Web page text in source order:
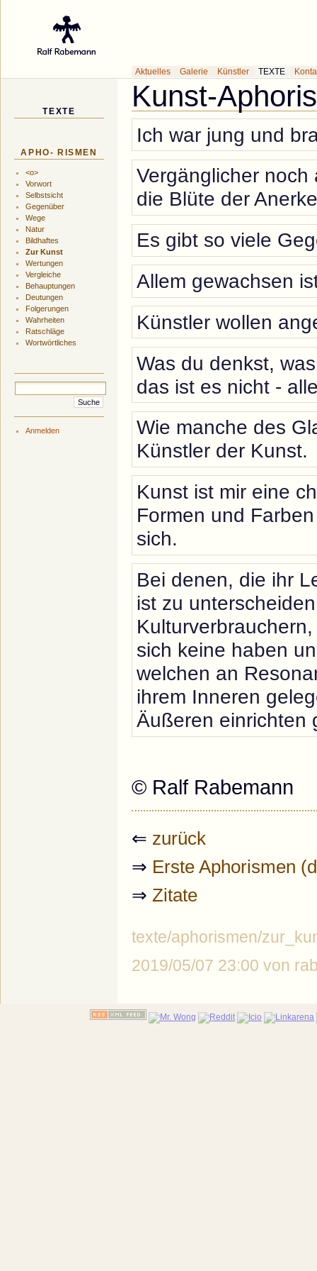
Aktuelles Galerie Künstler TEXTE
TEXTE
APHO- RISMEN
<o>
Vorwort
Selbstsicht
Gegenüber
Wege
Natur
Bildhaftes
Zur Kunst
Wertungen
Vergleiche
Behauptungen
Deutungen
Folgerungen
Wahrheiten
Ratschläge
Wortwörtliches
Anmelden
Kunst-
Ich war jung und
Vergänglicher noch
die Blüte der
Es gibt so viele
Allem gewachsen
Künstler wollen
Was du denkst,
das ist es nicht -
Wie manche des
Künstler der Kunst.
Kunst ist mir eine
Formen und
sich.
Bei denen, die ihr
ist zu
sich keine haben
welchen an
ihrem Inneren
Äußeren einrichten
© Ralf Rabemann
⇐ zurück
⇒ Erste Aphorismen
⇒ Zitate
texte/aphorismen/
2019/05/07 23:00 von